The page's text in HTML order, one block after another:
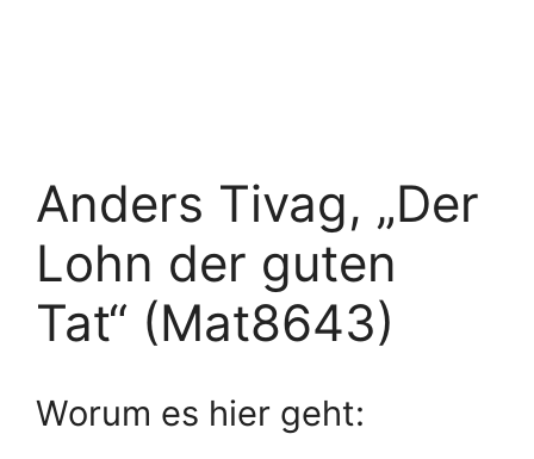
Anders Tivag, „Der
Lohn der guten
Tat“ (Mat8643)
Worum es hier geht: